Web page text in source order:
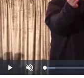
Play Unmute Loaded:
9.63%